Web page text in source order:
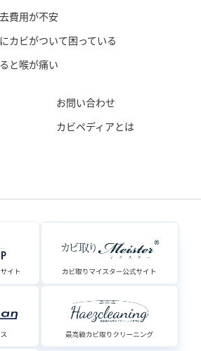
費用が不安
カビがついて困っている
と喉が痛い
お問い合わせ
カビペディアとは